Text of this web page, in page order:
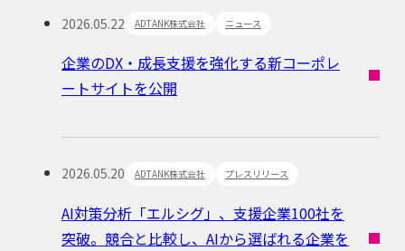
2026.05.22 ADTANK株式会社 ニュース
企業のDX・成長支援を強化する新コーポレ
ートサイトを公開
2026.05.20 ADTANK株式会社 プレスリリース
AI対策分析「エルシグ」、支援企業100社を
突破。競合と比較し、AIから選ばれる企業を